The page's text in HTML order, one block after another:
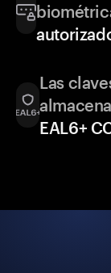
Las
EAL6+